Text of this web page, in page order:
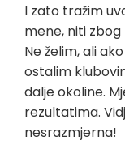
I zato tražim
mene, niti
Ne želim, ali
ostalim
dalje okoline.
rezultatima.
nesrazmjerna!